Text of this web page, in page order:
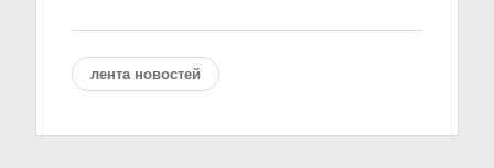
лента новостей